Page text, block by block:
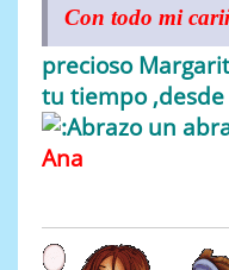
Con todo mi
precioso
tu tiempo ,desde
un
Ana